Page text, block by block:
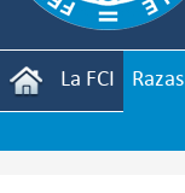
La FCI Razas